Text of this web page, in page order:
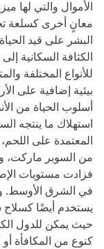
الأموال والتي لها
معانٍ أخرى كسلعة
البشر على قيد
الكثافة السكانية
للأنواع المختلفة
بيئية إضافية على
أسلوب الحياة من
استهلاك ما ينتجه
المعتمدة على
من السوبر ماركت،
فزادت مستويات
في الشرق الأوسط.
يستخدم أيضًا كسلاح
حيث يمكن للدول
كنوع من المكافأة